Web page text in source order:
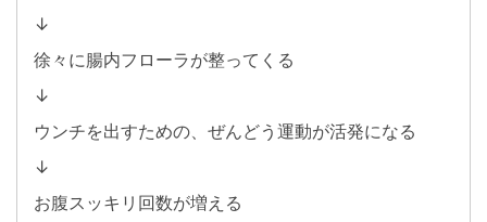
↓
徐々に腸内フローラが整ってくる
↓
ウンチを出すための、ぜんどう運動が活発になる
↓
お腹スッキリ回数が増える